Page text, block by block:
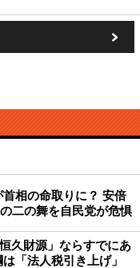
相の命取りに？ 安倍
二の舞を自民党が危惧
久財源」ならすでにあ
「法人税引き上げ」